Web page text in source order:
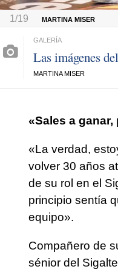
1/19 MARTINA MISER
Las imágenes
MARTINA MISER
«Sales a
«La verdad,
volver 30 años
de su rol en el
principio sentía
equipo».
Compañero de
sénior del